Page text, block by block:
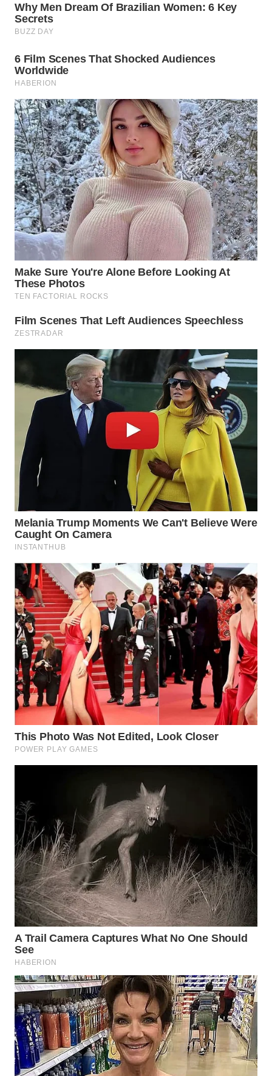
WN
INDRAMAYU
WN
KUNINGAN
WN
MAJALENGKA
WN
SUBANG
WN
SUKABUMI
WN
PURWAKARTA
WN
TIMUR
WN
SEMARANG
SOLO
WN
WN
SURABAYA
WN
NATUNA
WN
BINTAN
WN
MANDALIKA
WN
LIKUPANG
WN
LABUANBAJO
BORNEO
Wahana
Media
Group
WAHANA
NEWS
WAHANA
TANI
WAHANA
ADVOKAT
WAHANA
INFRASTRUKTUR
WAHANA